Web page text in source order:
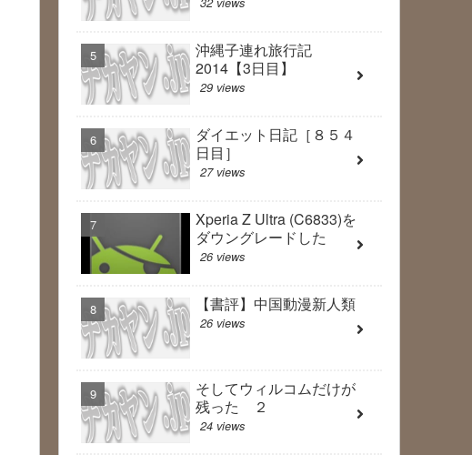
沖縄子連れ旅行記
2014【3日目】
29 views
ダイエット日記［８５４
日目］
27 views
Xperia Z Ultra (C6833)を
ダウングレードした
26 views
【書評】中国動漫新人類
26 views
そしてウィルコムだけが
残った ２
24 views